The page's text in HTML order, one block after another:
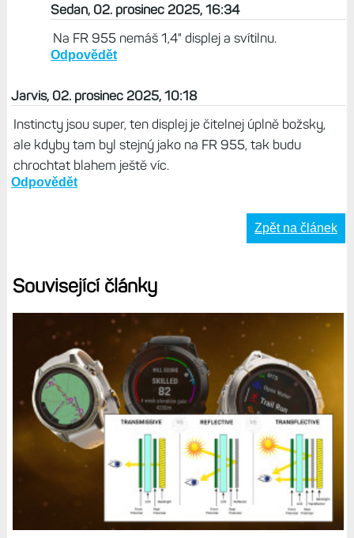
Sedan, 02. prosinec 2025, 16:34
Na FR 955 nemáš 1,4" displej a svítilnu.
Odpovědět
Jarvis, 02. prosinec 2025, 10:18
Instincty jsou super, ten displej je čitelnej úplně božsky,
ale kdyby tam byl stejný jako na FR 955, tak budu
chrochtat blahem ještě víc.
Odpovědět
Zpět na článek
Související články